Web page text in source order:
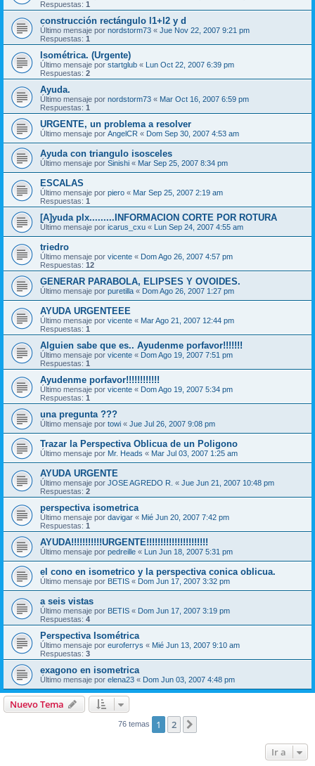
Respuestas: 1
construcción rectángulo l1+l2 y d
Último mensaje por nordstorm73 « Jue Nov 22, 2007 9:21 pm
Respuestas: 1
Isométrica. (Urgente)
Último mensaje por startglub « Lun Oct 22, 2007 6:39 pm
Respuestas: 2
Ayuda.
Último mensaje por nordstorm73 « Mar Oct 16, 2007 6:59 pm
Respuestas: 1
URGENTE, un problema a resolver
Último mensaje por AngelCR « Dom Sep 30, 2007 4:53 am
Ayuda con triangulo isosceles
Último mensaje por Sinishi « Mar Sep 25, 2007 8:34 pm
ESCALAS
Último mensaje por piero « Mar Sep 25, 2007 2:19 am
Respuestas: 1
[A]yuda plx.........INFORMACION CORTE POR ROTURA
Último mensaje por icarus_cxu « Lun Sep 24, 2007 4:55 am
triedro
Último mensaje por vicente « Dom Ago 26, 2007 4:57 pm
Respuestas: 12
GENERAR PARABOLA, ELIPSES Y OVOIDES.
Último mensaje por puretilla « Dom Ago 26, 2007 1:27 pm
AYUDA URGENTEEE
Último mensaje por vicente « Mar Ago 21, 2007 12:44 pm
Respuestas: 1
Alguien sabe que es.. Ayudenme porfavor!!!!!!!
Último mensaje por vicente « Dom Ago 19, 2007 7:51 pm
Respuestas: 1
Ayudenme porfavor!!!!!!!!!!!!
Último mensaje por vicente « Dom Ago 19, 2007 5:34 pm
Respuestas: 1
una pregunta ???
Último mensaje por towi « Jue Jul 26, 2007 9:08 pm
Trazar la Perspectiva Oblicua de un Poligono
Último mensaje por Mr. Heads « Mar Jul 03, 2007 1:25 am
AYUDA URGENTE
Último mensaje por JOSE AGREDO R. « Jue Jun 21, 2007 10:48 pm
Respuestas: 2
perspectiva isometrica
Último mensaje por davigar « Mié Jun 20, 2007 7:42 pm
Respuestas: 1
AYUDA!!!!!!!!!!!URGENTE!!!!!!!!!!!!!!!!!!!!!!
Último mensaje por pedreille « Lun Jun 18, 2007 5:31 pm
el cono en isometrico y la perspectiva conica oblicua.
Último mensaje por BETIS « Dom Jun 17, 2007 3:32 pm
a seis vistas
Último mensaje por BETIS « Dom Jun 17, 2007 3:19 pm
Respuestas: 4
Perspectiva Isométrica
Último mensaje por euroferrys « Mié Jun 13, 2007 9:10 am
Respuestas: 3
exagono en isometrica
Último mensaje por elena23 « Dom Jun 03, 2007 4:48 pm
Nuevo Tema
76 temas 1 2
Ir a